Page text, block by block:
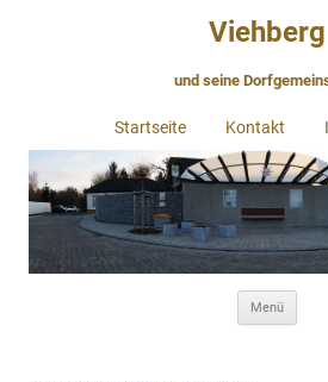
Viehberg
und seine
Startseite Kontakt
Menü